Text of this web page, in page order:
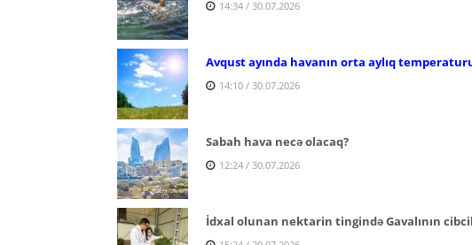
14:34 / 30.07.2026
Avqust ayında havanın orta aylıq
14:10 / 30.07.2026
Sabah hava necə olacaq?
12:24 / 30.07.2026
İdxal olunan nektarin tingində Gavalının